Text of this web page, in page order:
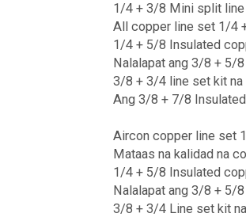
1/4 + 3/8 Mini split line
All copper line set 1/4
1/4 + 5/8 Insulated
Nalalapat ang 3/8 + 5/
3/8 + 3/4 line set kit na
Ang 3/8 + 7/8
Aircon copper line set
Mataas na kalidad na
1/4 + 5/8 Insulated
Nalalapat ang 3/8 + 5/
3/8 + 3/4 Line set kit